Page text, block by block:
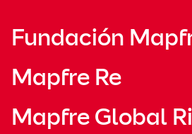
Fundación
Mapfre Re
Mapfre Global